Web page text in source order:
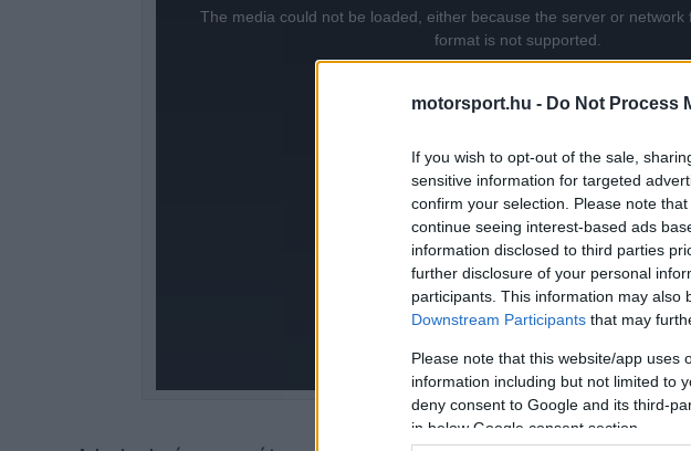
motorsport.hu - Do Not Process
If you wish to opt-out of the sale,
sensitive information for targeted
confirm your selection. Please note
continue seeing interest-based ads
information disclosed to third parties
further disclosure of your personal
participants. This information may also
Downstream Participants that may
Please note that this website/app
information including but not limited to
deny consent to Google and its third-
in below Google consent section.
The media could not be loaded, either because the server or network
format is not supported.